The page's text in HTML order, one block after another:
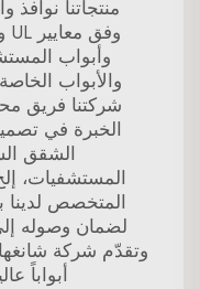
منتجاتنا
وأبواب
والأبواب
الخبرة في
الشقق
المستشفيات،
المتخصص
لضمان وصوله
وتقدّم شركة
أبواباً